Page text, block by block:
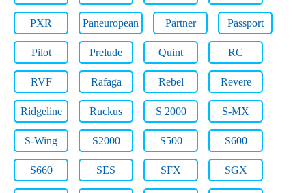
PXR Paneuropean Partner Passport
Pilot Prelude Quint RC
RVF Rafaga Rebel Revere
Ridgeline Ruckus S 2000 S-MX
S-Wing S2000 S500 S600
S660 SES SFX SGX